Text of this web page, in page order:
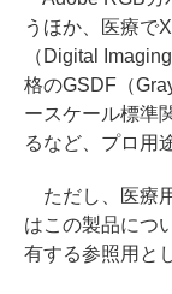
うほか、医療で
（Digital
格のGSDF（
ースケール標準
るなど、プロ用
ただし、医療
はこの製品につ
有する参照用と